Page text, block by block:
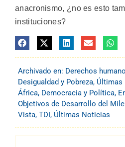
anacronismo, ¿no es esto
instituciones?
Archivado en: Derechos
Desigualdad y Pobreza, Últimas
África, Democracia y Política,
Objetivos de Desarrollo del
Vista, TDI, Últimas Noticias